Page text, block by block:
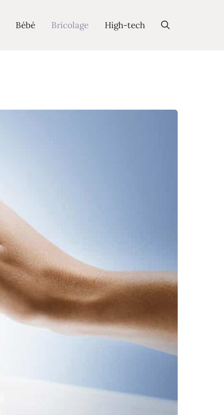
Bébé Bricolage High-tech